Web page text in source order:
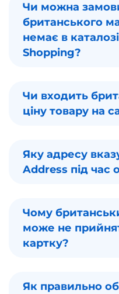
Чи можна
британського
немає в
Shopping?
Чи входить
ціну товару на
Яку адресу
Address під час
Чому
може не
картку?
Як правильно